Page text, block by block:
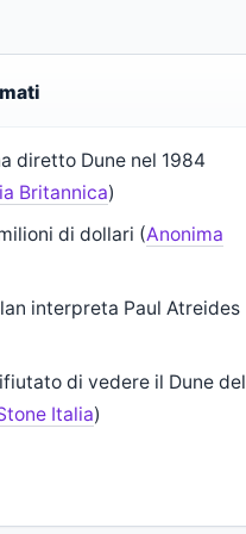
diretto Dune nel 1984
Britannica)
di dollari (Anonima
interpreta Paul Atreides
di vedere il Dune del
Italia)